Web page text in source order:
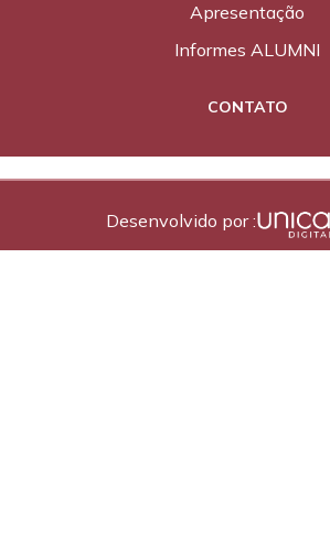
Apresentação
Informes ALUMNI
CONTATO
Desenvolvido por :